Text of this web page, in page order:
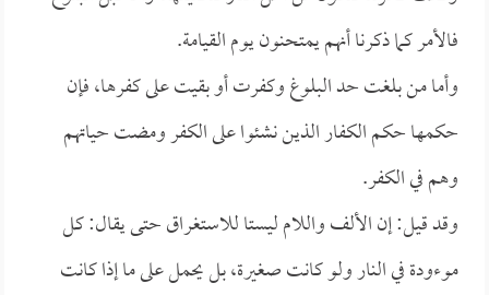
فالأمر كما ذكرنا أنهم يمتحنون يوم القيامة.
وأما من بلغت حد البلوغ وكفرت أو بقيت على كفرها، فإن
حكمها حكم الكفار الذين نشئوا على الكفر ومضت حياتهم
وهم في الكفر.
وقد قيل: إن الألف واللام ليستا للاستغراق حتى يقال: كل
موءودة في النار ولو كانت صغيرة، بل يحمل على ما إذا كانت